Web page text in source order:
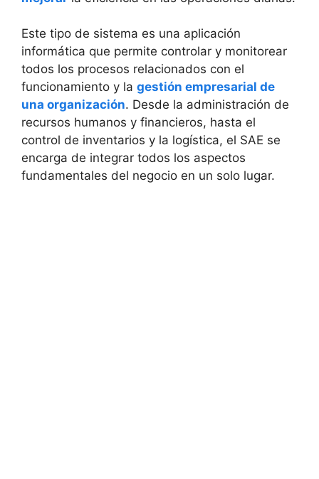
Este tipo de sistema es una aplicación
informática que permite controlar y monitorear
todos los procesos relacionados con el
funcionamiento y la gestión empresarial de
una organización. Desde la administración de
recursos humanos y financieros, hasta el
control de inventarios y la logística, el SAE se
encarga de integrar todos los aspectos
fundamentales del negocio en un solo lugar.